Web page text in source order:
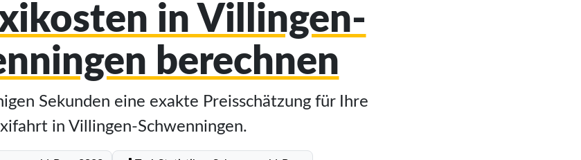
in Villingen-
berechnen
Sekunden eine exakte Preisschätzung für Ihre
in Villingen-Schwenningen.